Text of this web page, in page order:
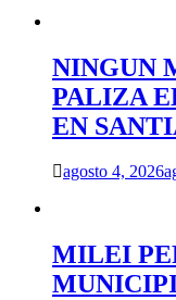
NINGUN
PALIZA
EN
agosto 4, 2026
MILEI